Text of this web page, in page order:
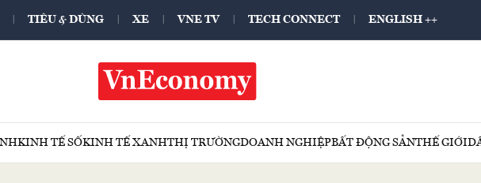
TIÊU & DÙNG XE VNE TV TECH CONNECT ENGLISH ++
KINH TẾ SỐKINH TẾ XANHTHỊ TRƯỜNGDOANH NGHIỆPBẤT ĐỘNG SẢNTHẾ GIỚI